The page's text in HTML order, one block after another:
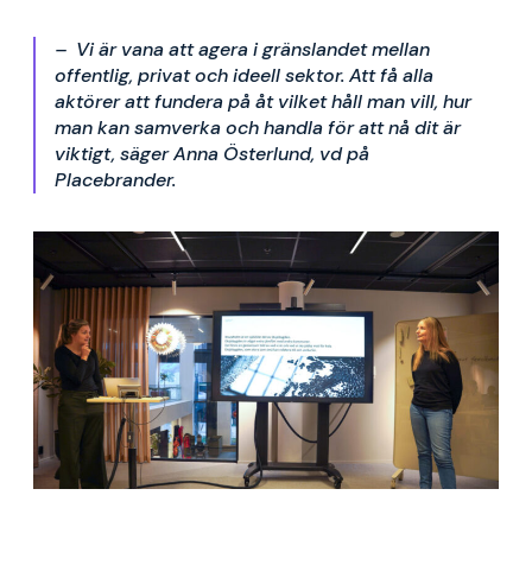
– Vi är vana att agera i gränslandet mellan
offentlig, privat och ideell sektor. Att få alla
aktörer att fundera på åt vilket håll man vill, hur
man kan samverka och handla för att nå dit är
viktigt, säger Anna Österlund, vd på
Placebrander.